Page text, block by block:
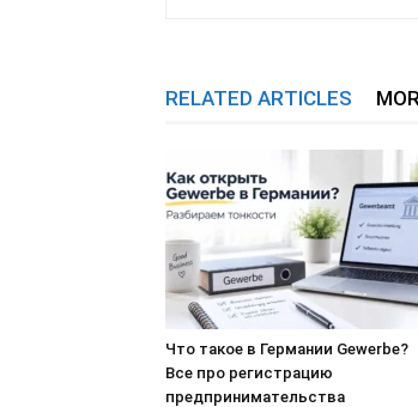
RELATED ARTICLES
Что такое в Германии Gewerbe?
Все про регистрацию
предпринимательства